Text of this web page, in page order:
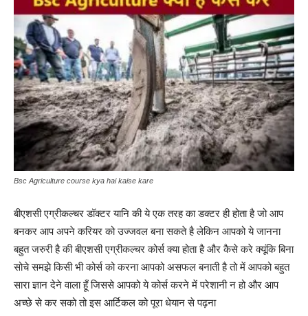
Bsc Agriculture course kya hai kaise kare
बीएशसी एग्रीकल्चर डॉक्टर यानि की ये एक तरह का डक्टर ही होता है जो आप
बनकर आप अपने करियर को उज्जवल बना सकते है लेकिन आपको ये जानना
बहुत जरुरी है की बीएशसी एग्रीकल्चर कोर्स क्या होता है और कैसे करे क्यूंकि बिना
सोचे समझे किसी भी कोर्स को करना आपको असफल बनाती है तो में आपको बहुत
सारा ज्ञान देने वाला हूँ जिससे आपको ये कोर्स करने में परेशानी न हो और आप
अच्छे से कर सको तो इस आर्टिकल को पूरा धेयान से पढ़ना